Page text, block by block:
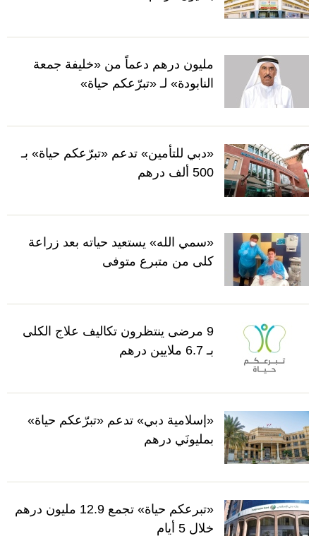
مليون درهم دعماً من «خليفة جمعة
النابودة» لـ «تبرّعكم حياة»
«دبي للتأمين» تدعم «تبرّعكم حياة» بـ
500 ألف درهم
«سمي الله» يستعيد حياته بعد زراعة
كلى من متبرع متوفى
9 مرضى ينتظرون تكاليف علاج الكلى
بـ 6.7 ملايين درهم
«إسلامية دبي» تدعم «تبرّعكم حياة»
بمليونَي درهم
«تبرعكم حياة» تجمع 12.9 مليون درهم
خلال 5 أيام